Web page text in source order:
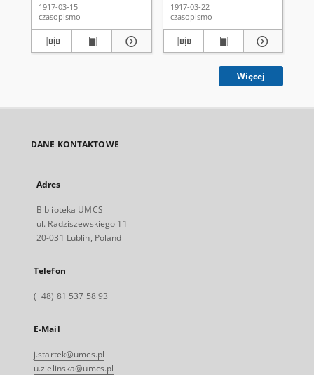
1917-03-15
czasopismo
1917-03-22
czasopismo
Więcej
DANE KONTAKTOWE
Adres
Biblioteka UMCS
ul. Radziszewskiego 11
20-031 Lublin, Poland
Telefon
(+48) 81 537 58 93
E-Mail
j.startek@umcs.pl
u.zielinska@umcs.pl